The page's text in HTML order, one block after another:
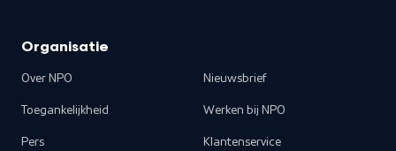
Organisatie
Over NPO
Toegankelijkheid
Pers
Nieuwsbrief
Werken bij NPO
Klantenservice